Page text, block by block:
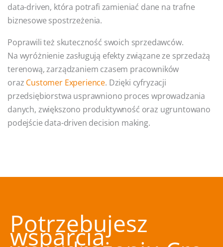
data-driven, która potrafi zamieniać dane na trafne
biznesowe spostrzeżenia.
Poprawili też skuteczność swoich sprzedawców.
Na wyróżnienie zasługują efekty związane ze sprzedażą
terenową, zarządzaniem czasem pracowników
oraz Customer Experience. Dzięki cyfryzacji
przedsiębiorstwa usprawniono proces wprowadzania
danych, zwiększono produktywność oraz ugruntowano
podejście data-driven decision making.
Potrzebujesz
wsparcia